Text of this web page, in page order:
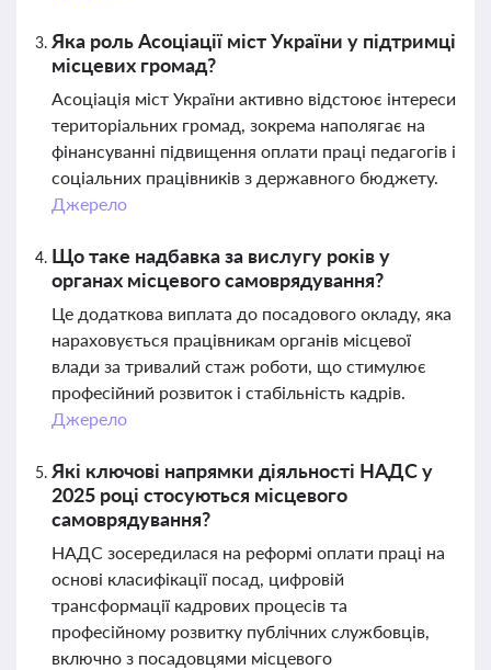
Яка роль Асоціації міст України у підтримці
місцевих громад?
Асоціація міст України активно відстоює інтереси
територіальних громад, зокрема наполягає на
фінансуванні підвищення оплати праці педагогів і
соціальних працівників з державного бюджету.
Джерело
Що таке надбавка за вислугу років у
органах місцевого самоврядування?
Це додаткова виплата до посадового окладу, яка
нараховується працівникам органів місцевої
влади за тривалий стаж роботи, що стимулює
професійний розвиток і стабільність кадрів.
Джерело
Які ключові напрямки діяльності НАДС у
2025 році стосуються місцевого
самоврядування?
НАДС зосередилася на реформі оплати праці на
основі класифікації посад, цифровій
трансформації кадрових процесів та
професійному розвитку публічних службовців,
включно з посадовцями місцевого